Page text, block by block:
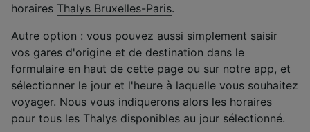
horaires Thalys Bruxelles-Paris.
Autre option : vous pouvez aussi simplement saisir
vos gares d'origine et de destination dans le
formulaire en haut de cette page ou sur notre app, et
sélectionner le jour et l'heure à laquelle vous souhaitez
voyager. Nous vous indiquerons alors les horaires
pour tous les Thalys disponibles au jour sélectionné.